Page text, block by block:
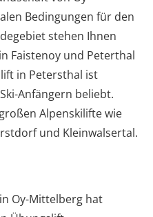
Bedingungen für den
stehen Ihnen
Faistenoy und Peterthal
in Petersthal ist
Anfängern beliebt.
Alpenskilifte wie
und Kleinwalsertal.
Oy-Mittelberg hat